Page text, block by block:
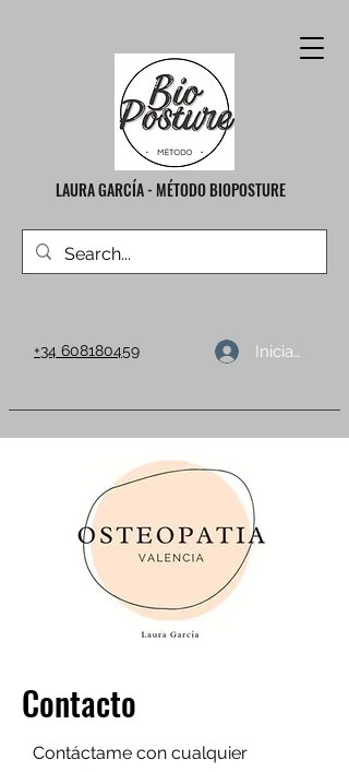
Iniciar sesión
LAURA GARCÍA - MÉTODO BIOPOSTURE
+34 608180459
Contacto
Contáctame con cualquier